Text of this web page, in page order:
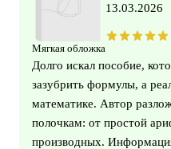
Мягкая обложка
13.03.2026
Долго искал пособие,
зазубрить формулы, а
математике. Автор
полочкам: от простой
производных.